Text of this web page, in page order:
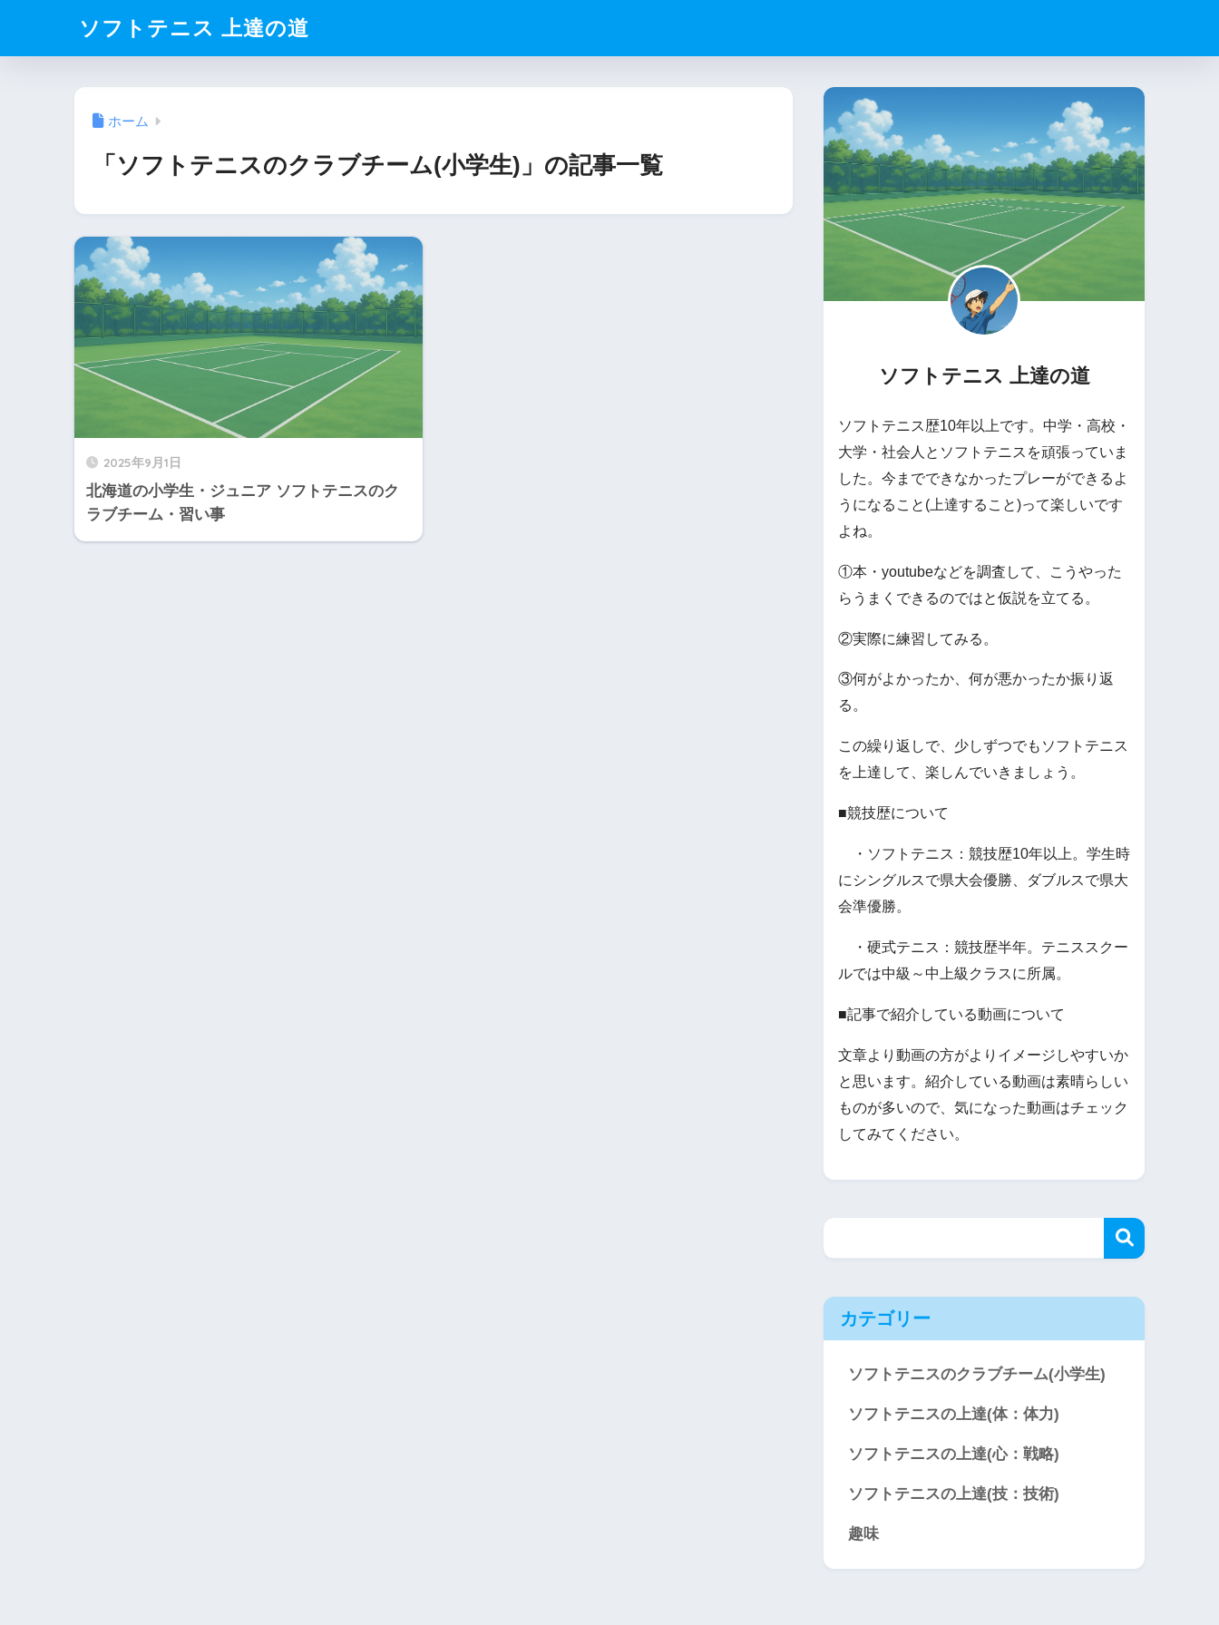
ソフトテニス 上達の道
ホーム
「ソフトテニスのクラブチーム(小学生)」の記事一覧
2025年9月1日
北海道の小学生・ジュニア ソフトテニスのク
ラブチーム・習い事
ソフトテニス 上達の道
ソフトテニス歴10年以上です。中学・高校・
大学・社会人とソフトテニスを頑張っていま
した。今までできなかったプレーができるよ
うになること(上達すること)って楽しいです
よね。
①本・youtubeなどを調査して、こうやった
らうまくできるのではと仮説を立てる。
②実際に練習してみる。
③何がよかったか、何が悪かったか振り返
る。
この繰り返しで、少しずつでもソフトテニス
を上達して、楽しんでいきましょう。
■競技歴について
・ソフトテニス：競技歴10年以上。学生時
にシングルスで県大会優勝、ダブルスで県大
会準優勝。
・硬式テニス：競技歴半年。テニススクー
ルでは中級～中上級クラスに所属。
■記事で紹介している動画について
文章より動画の方がよりイメージしやすいか
と思います。紹介している動画は素晴らしい
ものが多いので、気になった動画はチェック
してみてください。
カテゴリー
ソフトテニスのクラブチーム(小学生)
ソフトテニスの上達(体：体力)
ソフトテニスの上達(心：戦略)
ソフトテニスの上達(技：技術)
趣味